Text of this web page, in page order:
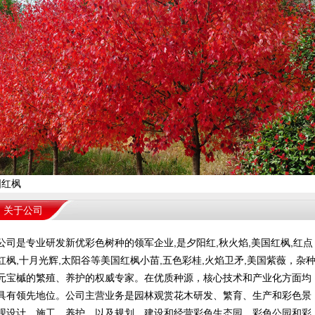
枫
关于公司
司是专业研发新优彩色树种的领军企业,是夕阳红,秋火焰,美国红枫,红点
枫,十月光辉,太阳谷等美国红枫小苗,五色彩桂,火焰卫矛,美国紫薇，杂种
宝槭的繁殖、养护的权威专家。在优质种源，核心技术和产业化方面均
有领先地位。公司主营业务是园林观赏花木研发、繁育、生产和彩色景
设计、施工、养护，以及规划、建设和经营彩色生态园、彩色公园和彩